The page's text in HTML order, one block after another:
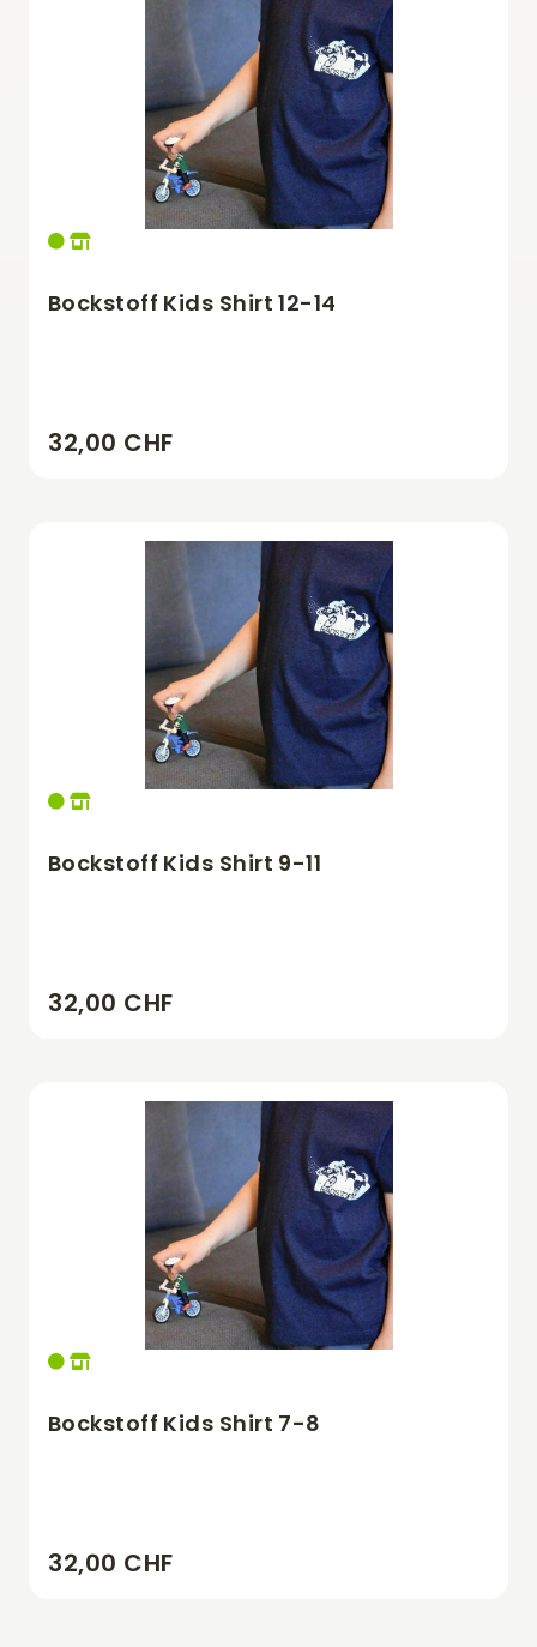
Bockstoff Kids Shirt 12-14
32,00 CHF
Bockstoff Kids Shirt 9-11
32,00 CHF
Bockstoff Kids Shirt 7-8
32,00 CHF